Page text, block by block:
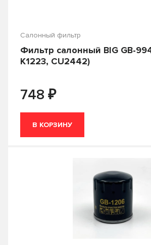
Салонный фильтр
Фильтр салонный BIG GB-
K1223, CU2442)
748 ₽
В КОРЗИНУ